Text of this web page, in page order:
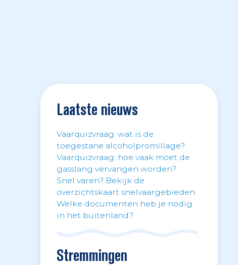
Laatste nieuws
Vaarquizvraag: wat is de
toegestane alcoholpromillage?
Vaarquizvraag: hoe vaak moet de
gasslang vervangen worden?
Snel varen? Bekijk de
overzichtskaart snelvaargebieden
Welke documenten heb je nodig
in het buitenland?
Stremmingen